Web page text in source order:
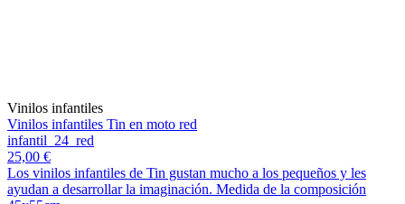
Vinilos infantiles
Vinilos infantiles Tin en moto red
infantil_24_red
25,00 €
Los vinilos infantiles de Tin gustan mucho a los pequeños y les
ayudan a desarrollar la imaginación. Medida de la composición